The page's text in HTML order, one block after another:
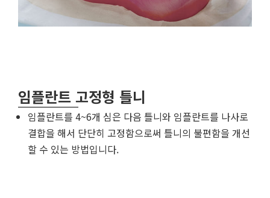
임플란트 고정형 틀니
임플란트를 4~6개 심은 다음 틀니와 임플란트를 나사로
결합을 해서 단단히 고정함으로써 틀니의 불편함을 개선
할 수 있는 방법입니다.